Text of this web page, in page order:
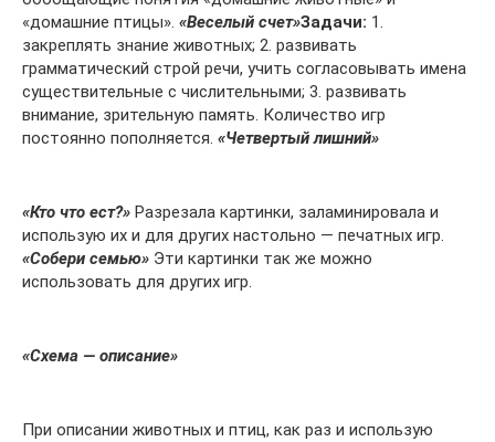
«домашние птицы». «Веселый счет»Задачи: 1.
закреплять знание животных; 2. развивать
грамматический строй речи, учить согласовывать имена
существительные с числительными; 3. развивать
внимание, зрительную память. Количество игр
постоянно пополняется. «Четвертый лишний»
«Кто что ест?» Разрезала картинки, заламинировала и
использую их и для других настольно — печатных игр.
«Собери семью» Эти картинки так же можно
использовать для других игр.
«Схема — описание»
При описании животных и птиц, как раз и использую